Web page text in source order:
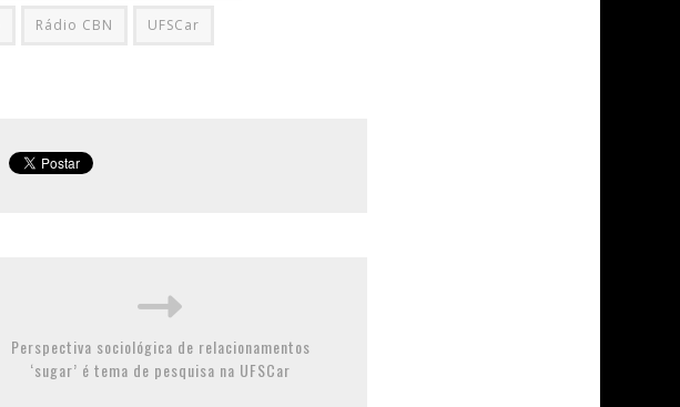
Rádio CBN UFSCar
Perspectiva sociológica de relacionamentos
‘sugar’ é tema de pesquisa na UFSCar